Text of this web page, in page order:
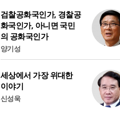
검찰공화국인가, 경찰공
화국인가, 아니면 국민
의 공화국인가
양기성
세상에서 가장 위대한
이야기
신성욱